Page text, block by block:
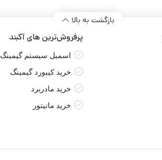
بازگشت به بالا
پرفروش‌ترین های آکبند
اسمبل سیستم گیمینگ
خرید کیبورد گیمینگ
خرید مادربرد
خرید مانیتور